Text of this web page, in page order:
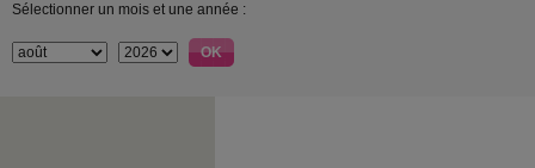
Sélectionner un mois et une année :